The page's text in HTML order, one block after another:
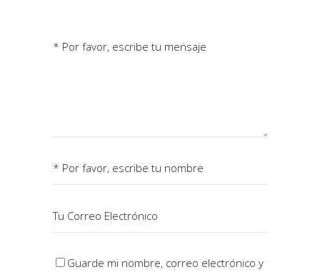
Guarde mi nombre, correo electrónico y